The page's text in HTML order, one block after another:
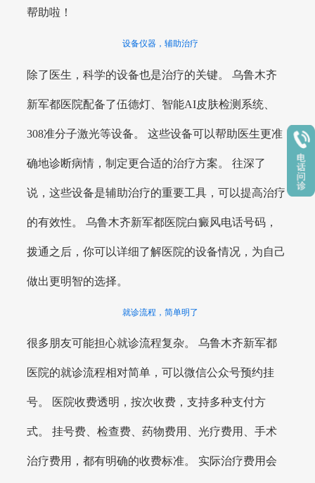
帮助啦！
设备仪器，辅助治疗
除了医生，科学的设备也是治疗的关键。 乌鲁木齐
新军都医院配备了伍德灯、智能AI皮肤检测系统、
308准分子激光等设备。 这些设备可以帮助医生更准
确地诊断病情，制定更合适的治疗方案。 往深了
说，这些设备是辅助治疗的重要工具，可以提高治疗
的有效性。 乌鲁木齐新军都医院白癜风电话号码，
拨通之后，你可以详细了解医院的设备情况，为自己
做出更明智的选择。
就诊流程，简单明了
很多朋友可能担心就诊流程复杂。 乌鲁木齐新军都
医院的就诊流程相对简单，可以微信公众号预约挂
号。 医院收费透明，按次收费，支持多种支付方
式。 挂号费、检查费、药物费用、光疗费用、手术
治疗费用，都有明确的收费标准。 实际治疗费用会